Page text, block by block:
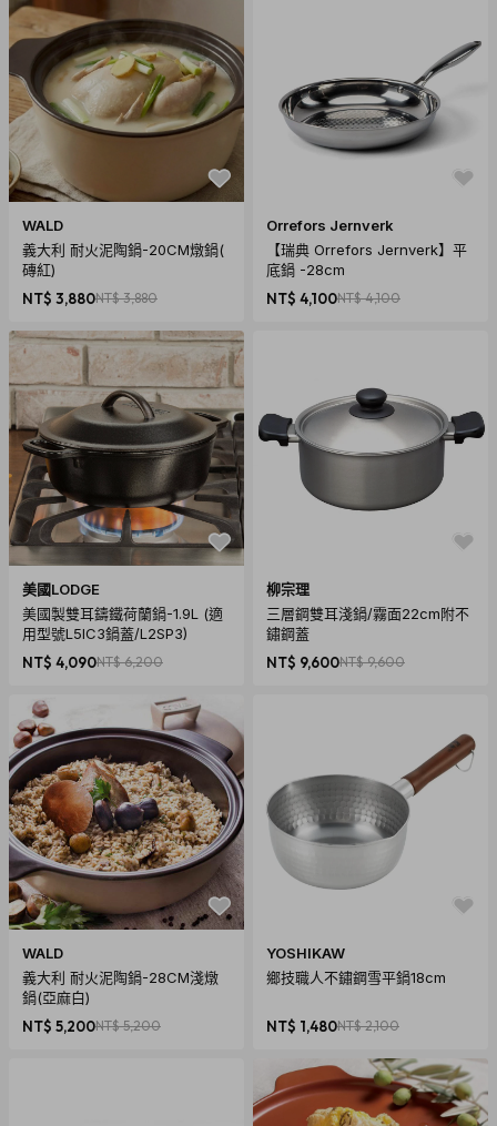
WALD
義大利 耐火泥陶鍋-20CM燉鍋(
磚紅)
NT$ 3,880NT$ 3,880
Orrefors Jernverk
【瑞典 Orrefors Jernverk】平
底鍋 -28cm
NT$ 4,100NT$ 4,100
美國LODGE
美國製雙耳鑄鐵荷蘭鍋-1.9L (適
用型號L5IC3鍋蓋/L2SP3)
NT$ 4,090NT$ 6,200
柳宗理
三層鋼雙耳淺鍋/霧面22cm附不
鏽鋼蓋
NT$ 9,600NT$ 9,600
WALD
義大利 耐火泥陶鍋-28CM淺燉
鍋(亞麻白)
NT$ 5,200NT$ 5,200
YOSHIKAW
鄉技職人不鏽鋼雪平鍋18cm
NT$ 1,480NT$ 2,100